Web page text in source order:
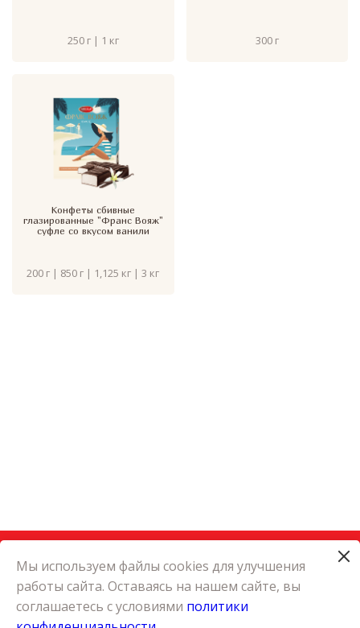
250 г | 1 кг 300 г
Конфеты сбивные
глазированные "Франс Вояж"
суфле со вкусом ванили
200 г | 850 г | 1,125 кг | 3 кг
КАТАЛОГ
КАРЬЕРА
Мы используем файлы cookies для улучшения
работы сайта. Оставаясь на нашем сайте, вы
соглашаетесь с условиями политики